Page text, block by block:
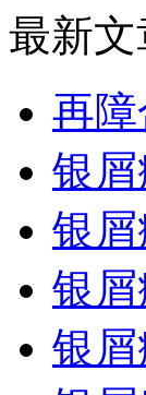
最新文
再
银
银屑
银
银